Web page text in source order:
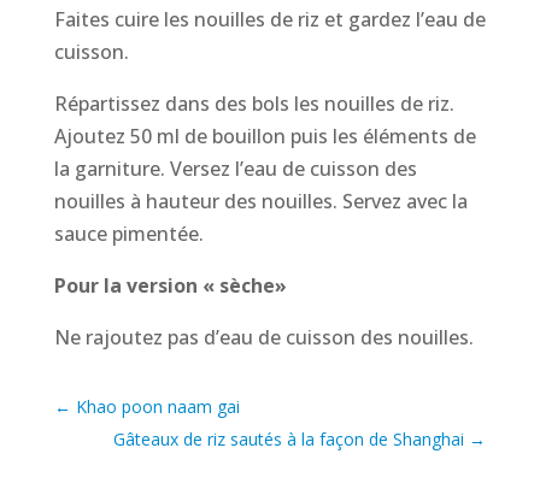
Faites cuire les nouilles de riz et gardez l’eau de
cuisson.
Répartissez dans des bols les nouilles de riz.
Ajoutez 50 ml de bouillon puis les éléments de
la garniture. Versez l’eau de cuisson des
nouilles à hauteur des nouilles. Servez avec la
sauce pimentée.
Pour la version « sèche»
Ne rajoutez pas d’eau de cuisson des nouilles.
← Khao poon naam gai
Gâteaux de riz sautés à la façon de Shanghai →